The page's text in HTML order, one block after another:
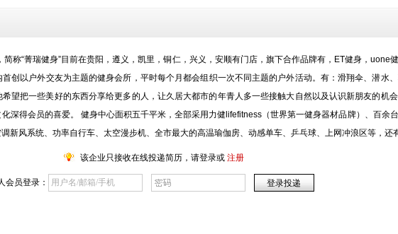
称“菁瑞健身”目前在贵阳，遵义，凯里，铜仁，兴义，安顺有门店，旗下合作品牌有，ET健身，uone
创以户外交友为主题的健身会所，平时每个月都会组织一次不同主题的户外活动。有：滑翔伞、潜水
望把一些美好的东西分享给更多的人，让久居大都市的年青人多一些接触大自然以及认识新朋友的机
深得会员的喜爱。 健身中心面积五千平米，全部采用力健lifefitness（世界第一健身器材品牌）、百余
新风系统、功率自行车、太空漫步机、全市最大的高温瑜伽房、动感单车、乒乓球、上网冲浪区等，还
该企业只接收在线投递简历，请登录或 注册
会员登录：